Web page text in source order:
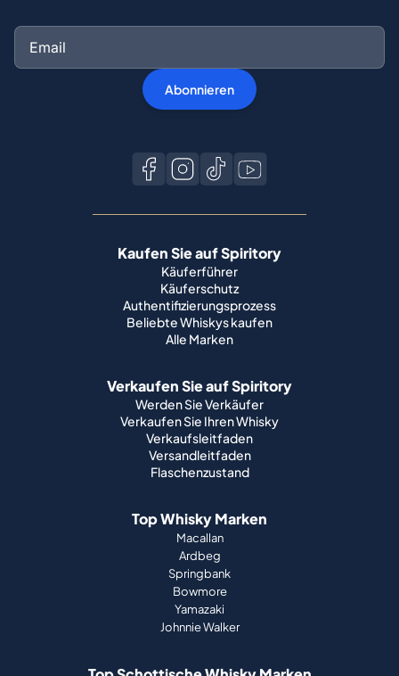
Abonnieren
Kaufen Sie auf Spiritory
Käuferführer
Käuferschutz
Authentifizierungsprozess
Beliebte Whiskys kaufen
Alle Marken
Verkaufen Sie auf Spiritory
Werden Sie Verkäufer
Verkaufen Sie Ihren Whisky
Verkaufsleitfaden
Versandleitfaden
Flaschenzustand
Top Whisky Marken
Macallan
Ardbeg
Springbank
Bowmore
Yamazaki
Johnnie Walker